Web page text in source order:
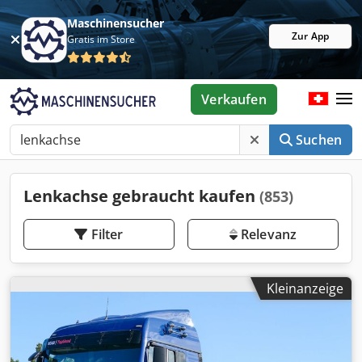
Maschinensucher
Gratis im Store Zur App
Suchen
Verkaufen
Lenkachse gebraucht kaufen (853)
Filter Relevanz
Kleinanzeige